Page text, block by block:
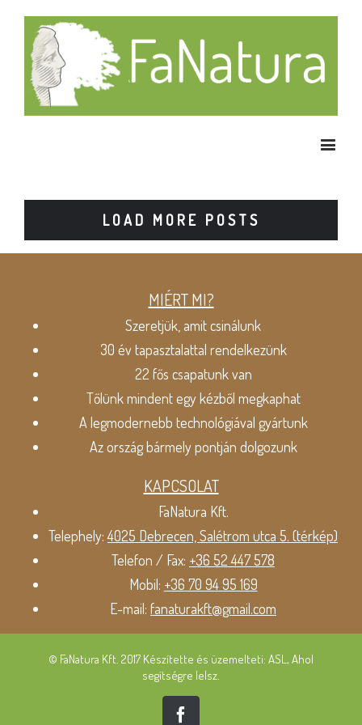
LOAD MORE POSTS
MIÉRT MI?
Szeretjük, amit csinálunk
30 év tapasztalattal rendelkezünk
22 fős csapatunk van
Tőlünk mindent egy kézből megkaphat
A legmodernebb technológiával gyártunk
Az ország bármely pontján dolgozunk
KAPCSOLAT
FaNatura Kft.
Telephely:4025 Debrecen, Salétrom utca 5. (térkép)
Telefon / Fax: +36 52 447 578
Mobil: +36 70 94 95 169
E-mail: fanaturakft@gmail.com
© FaNatura Kft. 2017 Készítette és üzemelteti: ASL, Ahol
segítségre lelsz.